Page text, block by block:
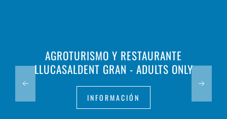
AGROTURISMO Y RESTAURANTE
LLUCASALDENT GRAN - ADULTS ONLY
INFORMACIÓN